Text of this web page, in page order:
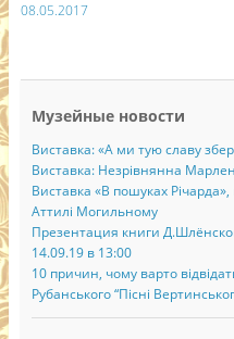
08.05.2017
Музейные новости
Виставка: «А ми тую славу
Виставка: Незрівнянна Марлен
Виставка «В пошуках
Аттилі Могильному
Презентация книги
14.09.19 в 13:00
10 причин, чому варто
Рубанського “Пісні